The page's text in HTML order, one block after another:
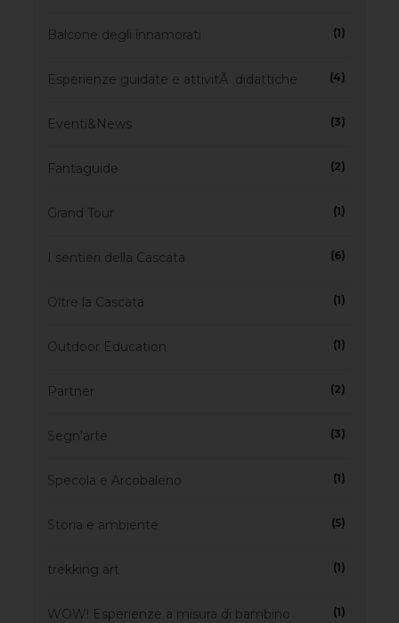
Balcone degli innamorati (1)
Esperienze guidate e attivitÃ didattiche (4)
Eventi&News (3)
Fantaguide (2)
Grand Tour (1)
I sentieri della Cascata (6)
Oltre la Cascata (1)
Outdoor Education (1)
Partner (2)
Segn'arte (3)
Specola e Arcobaleno (1)
Storia e ambiente (5)
trekking art (1)
WOW! Esperienze a misura di bambino (1)